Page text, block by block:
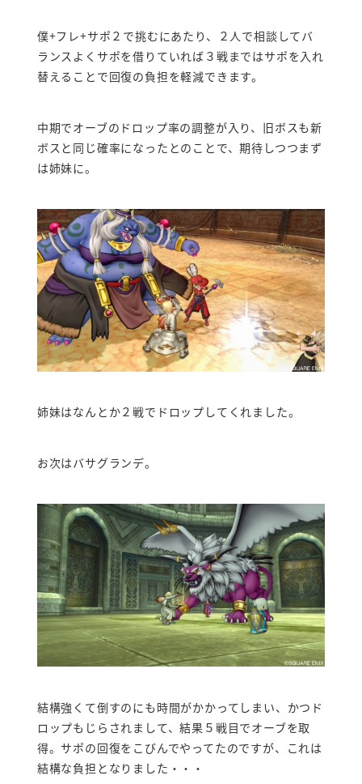
僕+フレ+サポ２で挑むにあたり、２人で相談してバ
ランスよくサポを借りていれば３戦まではサポを入れ
替えることで回復の負担を軽減できます。
中期でオーブのドロップ率の調整が入り、旧ボスも新
ボスと同じ確率になったとのことで、期待しつつまず
は姉妹に。
姉妹はなんとか２戦でドロップしてくれました。
お次はバサグランデ。
結構強くて倒すのにも時間がかかってしまい、かつド
ロップもじらされまして、結果５戦目でオーブを取
得。サポの回復をこびんでやってたのですが、これは
結構な負担となりました・・・